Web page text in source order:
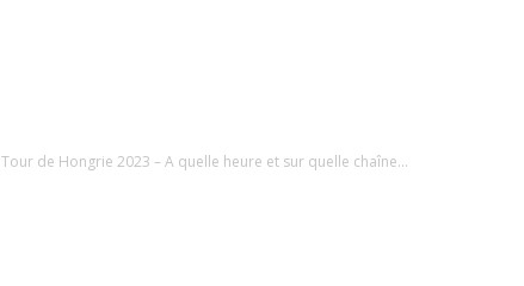
Tour de Hongrie 2023 – A quelle heure et sur quelle chaîne...